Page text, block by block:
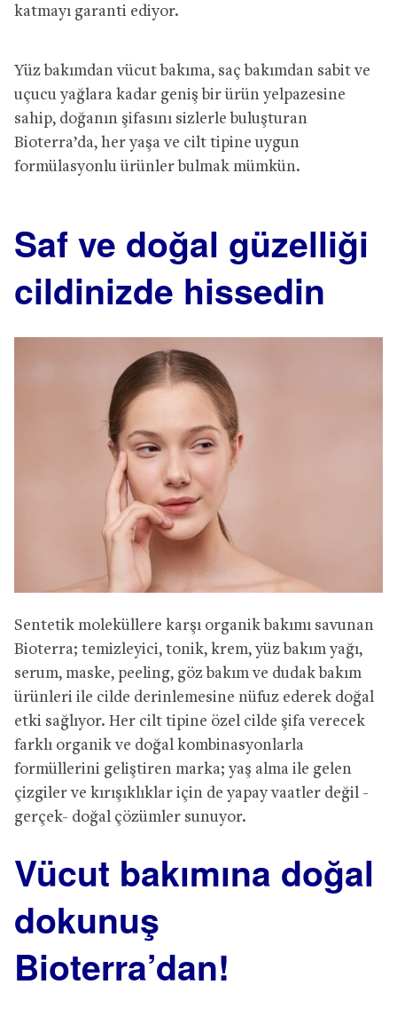
katmayı garanti ediyor.
Yüz bakımdan vücut bakıma, saç bakımdan sabit ve
uçucu yağlara kadar geniş bir ürün yelpazesine
sahip, doğanın şifasını sizlerle buluşturan
Bioterra’da, her yaşa ve cilt tipine uygun
formülasyonlu ürünler bulmak mümkün.
Saf ve doğal güzelliği
cildinizde hissedin
Sentetik moleküllere karşı organik bakımı savunan
Bioterra; temizleyici, tonik, krem, yüz bakım yağı,
serum, maske, peeling, göz bakım ve dudak bakım
ürünleri ile cilde derinlemesine nüfuz ederek doğal
etki sağlıyor. Her cilt tipine özel cilde şifa verecek
farklı organik ve doğal kombinasyonlarla
formüllerini geliştiren marka; yaş alma ile gelen
çizgiler ve kırışıklıklar için de yapay vaatler değil -
gerçek- doğal çözümler sunuyor.
Vücut bakımına doğal
dokunuş
Bioterra’dan!